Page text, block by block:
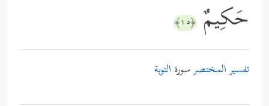
حَكِیمٌ ﴿١٥﴾
تفسير المختصرسورة التوبة